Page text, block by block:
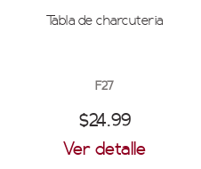
Tabla de charcuteria
F27
$24.99
Ver detalle